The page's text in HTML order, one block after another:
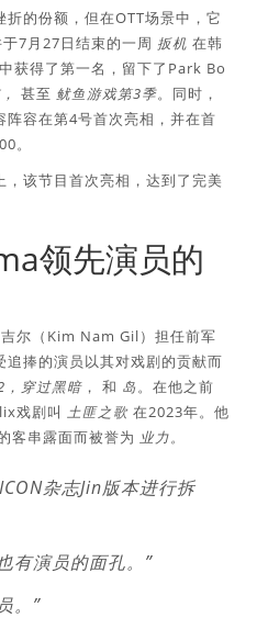
的份额，但在OTT场景中，它
7月27日结束的一周 扳机 在韩
获得了第一名，留下了Park Bo
甚至 鱿鱼游戏第3季。同时，
容在第4号首次亮相，并在首
。
该节目首次亮相，达到了完美
领先演员的
尔（Kim Nam Gil）担任前军
捧的演员以其对戏剧的贡献而
，穿过黑暗 ， 和 岛。在他之前
戏剧叫 土匪之歌 在2023年。他
客串露面而被誉为 业力。
杂志Jin版本进行拆
有演员的面孔。”
。”